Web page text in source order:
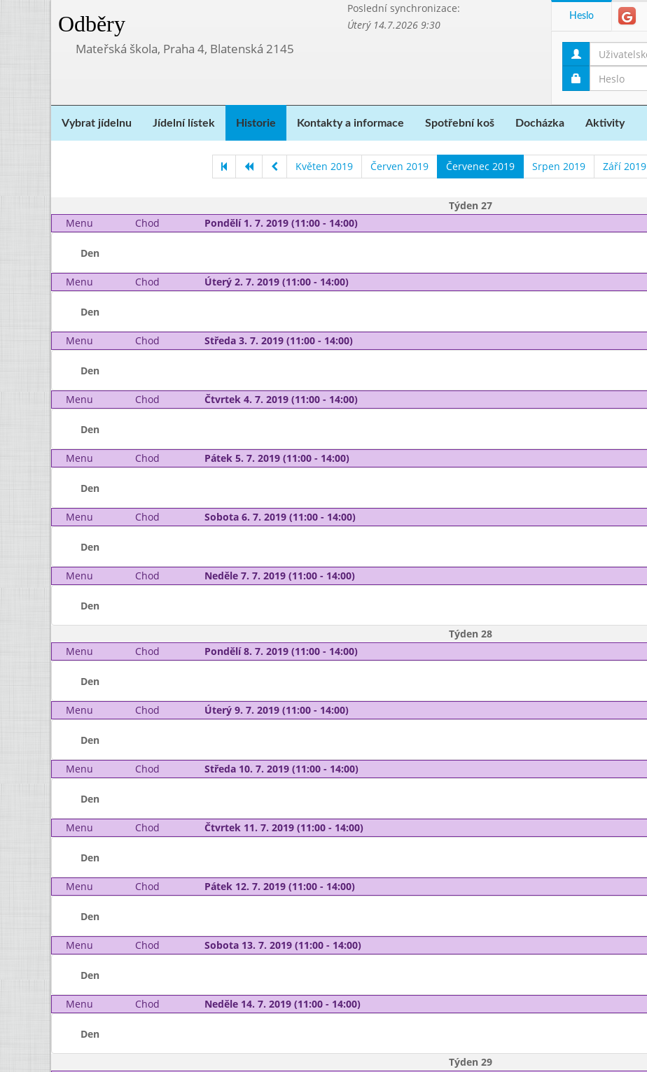
Odběry
Poslední synchronizace:
Úterý 14.7.2026 9:30
Mateřská škola, Praha 4, Blatenská 2145
Heslo
Vybrat jídelnu Jídelní lístek Historie Kontakty a informace Spotřební koš Docházka Aktivity
Květen 2019 Červen 2019 Červenec 2019 Srpen 2019 Září 2019
Týden 27
Menu
Chod Pondělí 1. 7. 2019 (11:00 - 14:00)
Den
Menu Chod Úterý 2. 7. 2019 (11:00 - 14:00)
Den
Menu Chod Středa 3. 7. 2019 (11:00 - 14:00)
Den
Menu Chod Čtvrtek 4. 7. 2019 (11:00 - 14:00)
Den
Menu Chod Pátek 5. 7. 2019 (11:00 - 14:00)
Den
Menu Chod Sobota 6. 7. 2019 (11:00 - 14:00)
Den
Menu Chod Neděle 7. 7. 2019 (11:00 - 14:00)
Den
Týden 28
Menu
Chod Pondělí 8. 7. 2019 (11:00 - 14:00)
Den
Menu Chod Úterý 9. 7. 2019 (11:00 - 14:00)
Den
Menu Chod Středa 10. 7. 2019 (11:00 - 14:00)
Den
Menu Chod Čtvrtek 11. 7. 2019 (11:00 - 14:00)
Den
Menu Chod Pátek 12. 7. 2019 (11:00 - 14:00)
Den
Menu Chod Sobota 13. 7. 2019 (11:00 - 14:00)
Den
Menu Chod Neděle 14. 7. 2019 (11:00 - 14:00)
Den
Týden 29